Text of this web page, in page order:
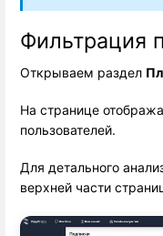
Фильтрация
Открываем раздел
На странице
пользователей.
Для детального
верхней части